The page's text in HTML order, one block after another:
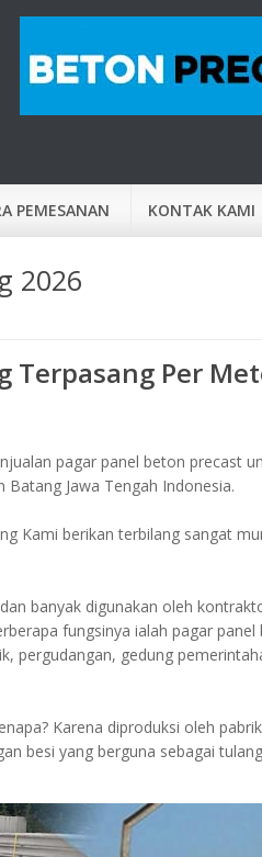
PEMESANAN KONTAK KAMI
2026
Terpasang Per
pagar panel beton precast
Jawa Tengah Indonesia.
Kami berikan terbilang sangat
banyak digunakan oleh
fungsinya ialah pagar
pergudangan, gedung
Karena diproduksi oleh
besi yang berguna sebagai